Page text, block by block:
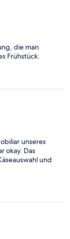
die man
Frühstück.
unseres
okay. Das
und